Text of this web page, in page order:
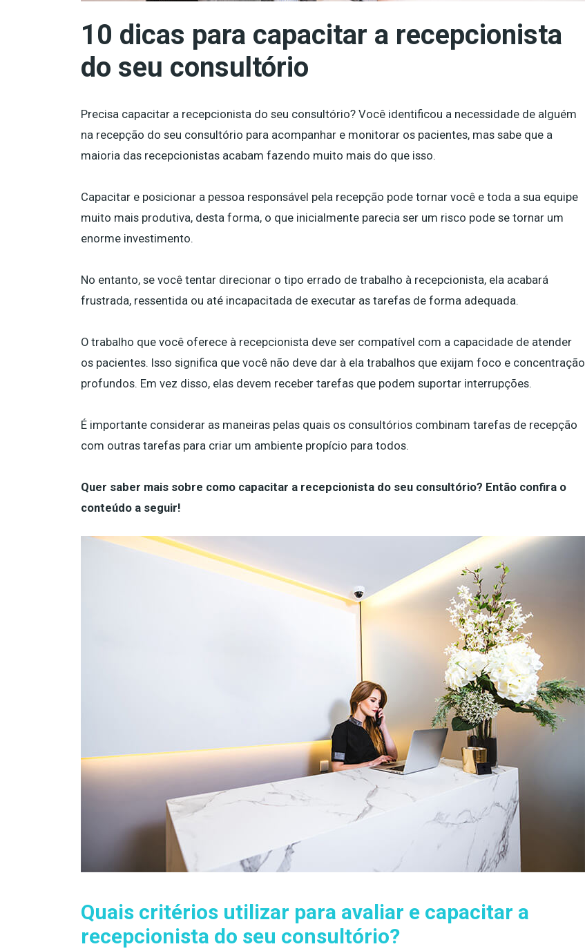
10 dicas para capacitar a recepcionista
do seu consultório
Precisa capacitar a recepcionista do seu consultório? Você identificou a necessidade de alguém
na recepção do seu consultório para acompanhar e monitorar os pacientes, mas sabe que a
maioria das recepcionistas acabam fazendo muito mais do que isso.
Capacitar e posicionar a pessoa responsável pela recepção pode tornar você e toda a sua equipe
muito mais produtiva, desta forma, o que inicialmente parecia ser um risco pode se tornar um
enorme investimento.
No entanto, se você tentar direcionar o tipo errado de trabalho à recepcionista, ela acabará
frustrada, ressentida ou até incapacitada de executar as tarefas de forma adequada.
O trabalho que você oferece à recepcionista deve ser compatível com a capacidade de atender
os pacientes. Isso significa que você não deve dar à ela trabalhos que exijam foco e concentração
profundos. Em vez disso, elas devem receber tarefas que podem suportar interrupções.
É importante considerar as maneiras pelas quais os consultórios combinam tarefas de recepção
com outras tarefas para criar um ambiente propício para todos.
Quer saber mais sobre como capacitar a recepcionista do seu consultório? Então confira o
conteúdo a seguir!
Quais critérios utilizar para avaliar e capacitar a
recepcionista do seu consultório?